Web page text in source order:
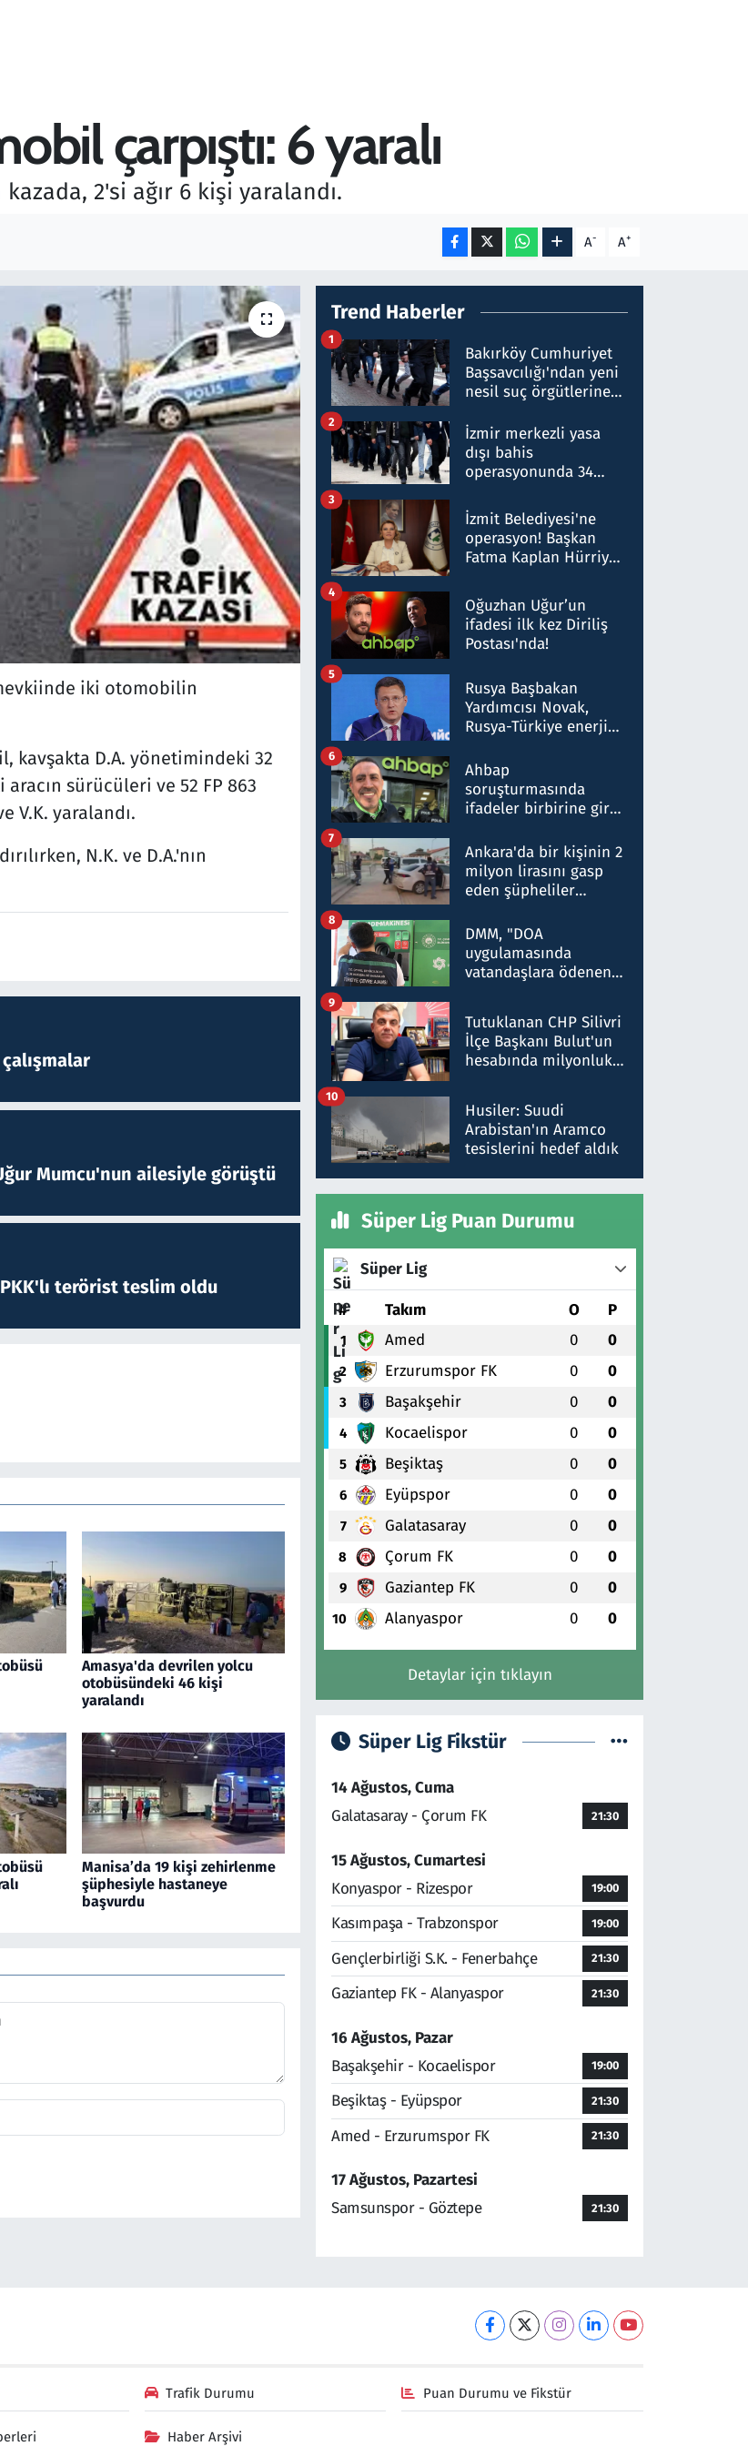
çarpıştı: 6 yaralı
2'si ağır 6 kişi yaralandı.
A- A+
iki otomobilin
kavşakta D.A. yönetimindeki 32
aracın sürücüleri ve 52 FP 863
V.K. yaralandı.
N.K. ve D.A.'nın
Mumcu'nun ailesiyle görüştü
terörist teslim oldu
Amasya'da devrilen yolcu
otobüsündeki 46 kişi
yaralandı
Manisa’da 19 kişi zehirlenme
şüphesiyle hastaneye
başvurdu
Trend Haberler
Bakırköy Cumhuriyet
Başsavcılığı'ndan yeni
nesil suç örgütlerine
hakkında gözaltı kararı
1
İzmir merkezli yasa
dışı bahis
operasyonunda 34
Milyar liralık para
trafiği tespit edildi
2
İzmit Belediyesi'ne
operasyon! Başkan
Fatma Kaplan Hürriyet
3
Oğuzhan Uğur’un
ifadesi ilk kez Diriliş
Postası'nda!
4
Rusya Başbakan
Yardımcısı Novak,
Rusya-Türkiye enerji
nitelikte olduğunu
belirtti
5
Ahbap
soruşturmasında
ifadeler birbirine girdi:
ifadelerinden ortaya
çıkan tablo şok etti
6
Ankara'da bir kişinin 2
milyon lirasını gasp
eden şüpheliler
7
DMM, "DOA
uygulamasında
vatandaşlara ödenen
düşürüldüğü" iddiasını
yalanladı
8
Tutuklanan CHP Silivri
İlçe Başkanı Bulut'un
hesabında milyonluk
talimat verdi, ben
gönderdim
9
Husiler: Suudi
Arabistan'ın Aramco
tesislerini hedef aldık
10
Süper Lig Puan Durumu
Süper Lig
# Takım O P
1 Amed 0 0
2 Erzurumspor FK 0 0
3 Başakşehir 0 0
4 Kocaelispor 0 0
5 Beşiktaş 0 0
6 Eyüpspor 0 0
7 Galatasaray 0 0
8 Çorum FK 0 0
9 Gaziantep FK 0 0
10 Alanyaspor 0 0
Detaylar için tıklayın
Süper Lig Fikstür
14 Ağustos, Cuma
Galatasaray - Çorum FK
21:30
15 Ağustos, Cumartesi
Konyaspor - Rizespor
19:00
Kasımpaşa - Trabzonspor 19:00
Gençlerbirliği S.K. - Fenerbahçe 21:30
Gaziantep FK - Alanyaspor 21:30
16 Ağustos, Pazar
Başakşehir - Kocaelispor
19:00
Beşiktaş - Eyüpspor 21:30
Amed - Erzurumspor FK 21:30
17 Ağustos, Pazartesi
Samsunspor - Göztepe
21:30
Trafik Durumu Puan Durumu ve Fikstür
Haber Arşivi